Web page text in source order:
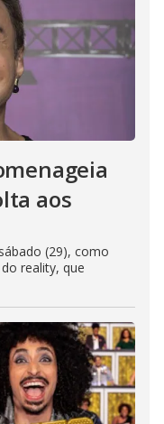
aos
(29), como
reality, que